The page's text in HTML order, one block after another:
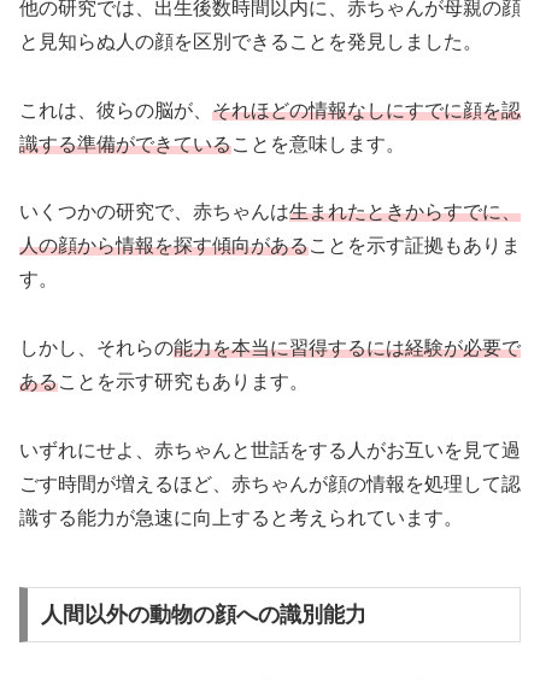
他の研究では、出生後数時間以内に、赤ちゃんが母親の顔
と見知らぬ人の顔を区別できることを発見しました。
これは、彼らの脳が、 それほどの情報なしにすでに顔を認
識する準備ができていることを意味します。
いくつかの研究で、赤ちゃんは生まれたときからすでに、
人の顔から情報を探す傾向があることを示す証拠もありま
す。
しかし、それらの能力を本当に習得するには経験が必要で
あることを示す研究もあります。
いずれにせよ、赤ちゃんと世話をする人がお互いを見て過
ごす時間が増えるほど、赤ちゃんが顔の情報を処理して認
識する能力が急速に向上すると考えられています。
人間以外の動物の顔への識別能力